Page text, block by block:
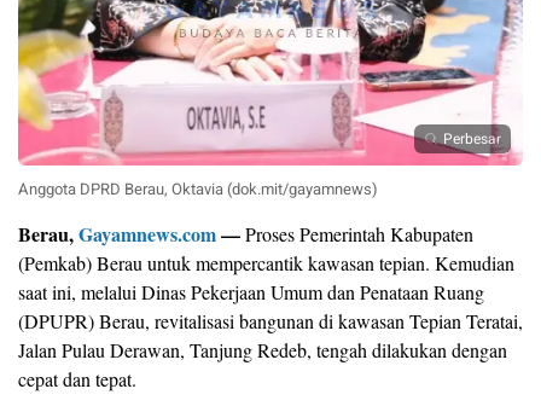
Perbesar
Anggota DPRD Berau, Oktavia (dok.mit/gayamnews)
Berau,Gayamnews.com—Proses Pemerintah Kabupaten
(Pemkab) Berau untuk mempercantik kawasan tepian. Kemudian
saat ini, melalui Dinas Pekerjaan Umum dan Penataan Ruang
(DPUPR) Berau, revitalisasi bangunan di kawasan Tepian Teratai,
Jalan Pulau Derawan, Tanjung Redeb, tengah dilakukan dengan
cepat dan tepat.